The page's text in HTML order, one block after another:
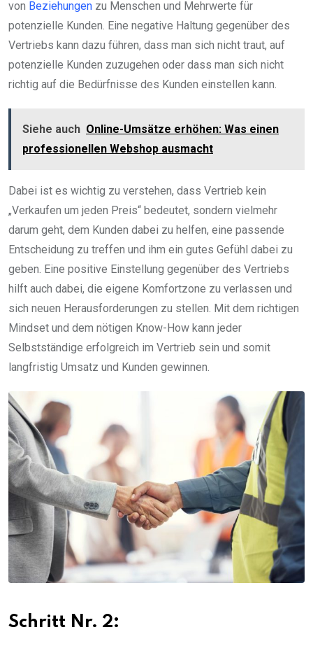
von Beziehungen zu Menschen und Mehrwerte für
potenzielle Kunden. Eine negative Haltung gegenüber des
Vertriebs kann dazu führen, dass man sich nicht traut, auf
potenzielle Kunden zuzugehen oder dass man sich nicht
richtig auf die Bedürfnisse des Kunden einstellen kann.
Siehe auch Online-Umsätze erhöhen: Was einen
professionellen Webshop ausmacht
Dabei ist es wichtig zu verstehen, dass Vertrieb kein
„Verkaufen um jeden Preis“ bedeutet, sondern vielmehr
darum geht, dem Kunden dabei zu helfen, eine passende
Entscheidung zu treffen und ihm ein gutes Gefühl dabei zu
geben. Eine positive Einstellung gegenüber des Vertriebs
hilft auch dabei, die eigene Komfortzone zu verlassen und
sich neuen Herausforderungen zu stellen. Mit dem richtigen
Mindset und dem nötigen Know-How kann jeder
Selbstständige erfolgreich im Vertrieb sein und somit
langfristig Umsatz und Kunden gewinnen.
Schritt Nr. 2: